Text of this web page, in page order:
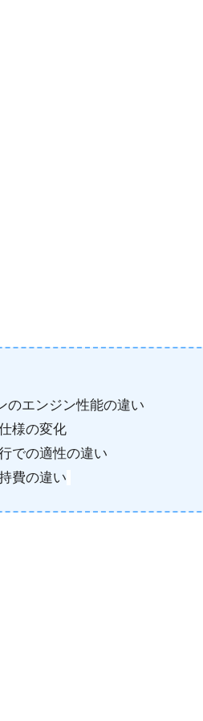
エンジン性能の違い
様の変化
での適性の違い
費の違い